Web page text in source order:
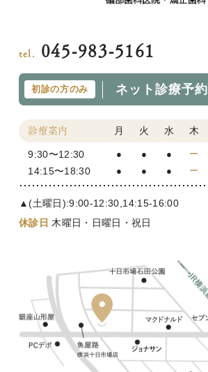
tel. 045-983-5161
初診の方のみ ネット診療予約
診療案内 月 火 水 木
9:30〜12:30 ● ● ● ー
14:15〜18:30 ● ● ● ー
▲(土曜日):9:00-12:30,14:15-16:00
休診日 木曜日・日曜日・祝日